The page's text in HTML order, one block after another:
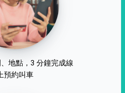
地點，3 分鐘完成線
預約叫車